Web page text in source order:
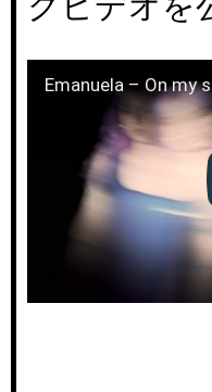
Emanuela – On my